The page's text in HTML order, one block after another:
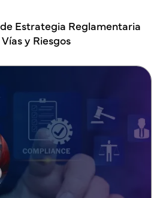
Estrategia Reglamentaria
y Riesgos